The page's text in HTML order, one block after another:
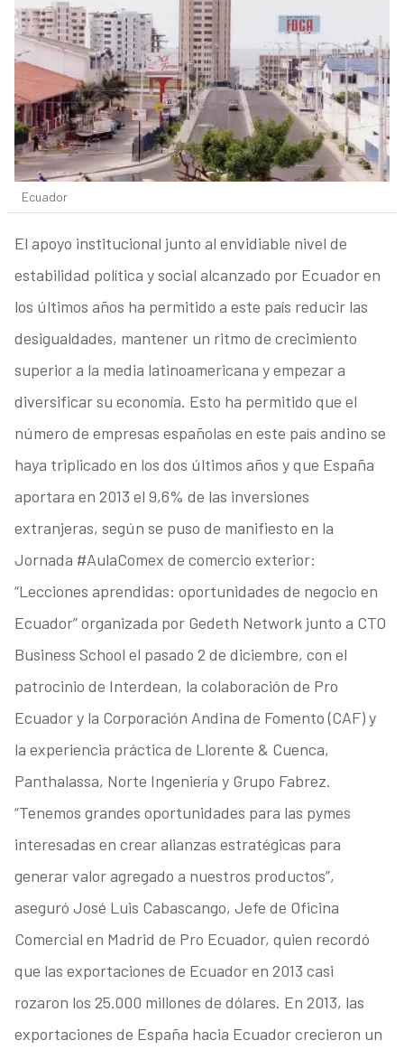
Ecuador
El apoyo institucional junto al envidiable nivel de
estabilidad política y social alcanzado por Ecuador en
los últimos años ha permitido a este país reducir las
desigualdades, mantener un ritmo de crecimiento
superior a la media latinoamericana y empezar a
diversificar su economía. Esto ha permitido que el
número de empresas españolas en este país andino se
haya triplicado en los dos últimos años y que España
aportara en 2013 el 9,6% de las inversiones
extranjeras, según se puso de manifiesto en la
Jornada #AulaComex de comercio exterior:
“Lecciones aprendidas: oportunidades de negocio en
Ecuador” organizada por Gedeth Network junto a CTO
Business School el pasado 2 de diciembre, con el
patrocinio de Interdean, la colaboración de Pro
Ecuador y la Corporación Andina de Fomento (CAF) y
la experiencia práctica de Llorente & Cuenca,
Panthalassa, Norte Ingeniería y Grupo Fabrez.
“Tenemos grandes oportunidades para las pymes
interesadas en crear alianzas estratégicas para
generar valor agregado a nuestros productos”,
aseguró José Luis Cabascango, Jefe de Oficina
Comercial en Madrid de Pro Ecuador, quien recordó
que las exportaciones de Ecuador en 2013 casi
rozaron los 25.000 millones de dólares. En 2013, las
exportaciones de España hacia Ecuador crecieron un